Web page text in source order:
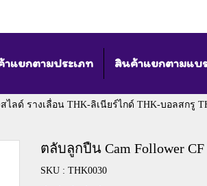
าแยกตามประเภท สินค้าแยกตามแบ
ลด์ รางเลื่อน THK-ลิเนียร์ไกด์ THK-บอลสกรู
ตลับลูกปืน Cam Follower CF
SKU : THK0030